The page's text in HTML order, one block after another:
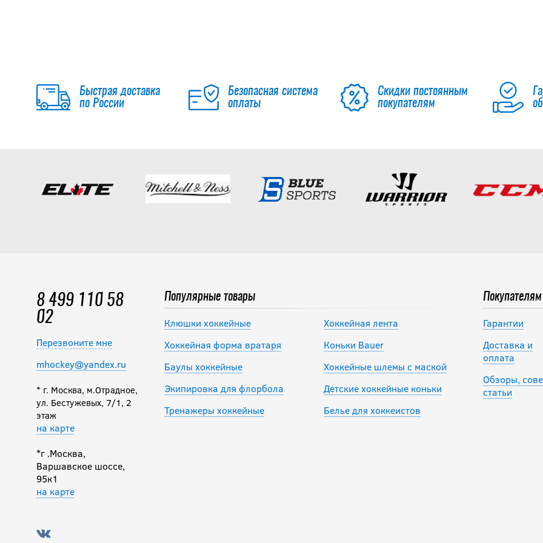
Быстрая доставка
по России
Безопасная система
оплаты
Скидки постоянным
покупателям
8 499 110 58
02
Перезвоните мне
mhockey@yandex.ru
* г. Москва, м.Отрадное,
ул. Бестужевых, 7/1, 2
этаж
на карте
*г .Москва,
Варшавское шоссе,
95к1
на карте
Популярные товары
Клюшки хоккейные
Хоккейная форма вратаря
Баулы хоккейные
Экипировка для флорбола
Тренажеры хоккейные
Хоккейная лента
Коньки Bauer
Хоккейные шлемы с маской
Детские хоккейные коньки
Белье для хоккеистов
Покупателям
Гарантии
Доставка и
оплата
Обзоры,
статьи